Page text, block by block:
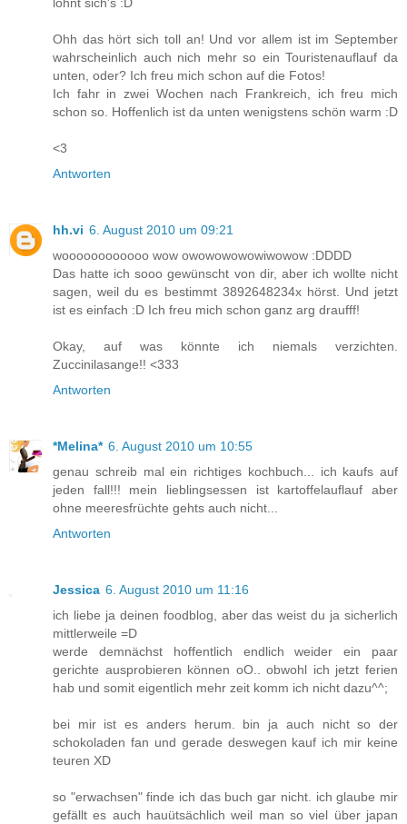
Ohh das hört sich toll an! Und vor allem ist im September
wahrscheinlich auch nich mehr so ein Touristenauflauf da
unten, oder? Ich freu mich schon auf die Fotos!
Ich fahr in zwei Wochen nach Frankreich, ich freu mich
schon so. Hoffenlich ist da unten wenigstens schön warm :D
<3
Antworten
hh.vi 6. August 2010 um 09:21
woooooooooooo wow owowowowowiwowow :DDDD
Das hatte ich sooo gewünscht von dir, aber ich wollte nicht
sagen, weil du es bestimmt 3892648234x hörst. Und jetzt
ist es einfach :D Ich freu mich schon ganz arg draufff!
Okay, auf was könnte ich niemals verzichten.
Zuccinilasange!! <333
Antworten
*Melina* 6. August 2010 um 10:55
genau schreib mal ein richtiges kochbuch... ich kaufs auf
jeden fall!!! mein lieblingsessen ist kartoffelauflauf aber
ohne meeresfrüchte gehts auch nicht...
Antworten
Jessica 6. August 2010 um 11:16
ich liebe ja deinen foodblog, aber das weist du ja sicherlich
mittlerweile =D
werde demnächst hoffentlich endlich weider ein paar
gerichte ausprobieren können oO.. obwohl ich jetzt ferien
hab und somit eigentlich mehr zeit komm ich nicht dazu^^;
bei mir ist es anders herum. bin ja auch nicht so der
schokoladen fan und gerade deswegen kauf ich mir keine
teuren XD
so "erwachsen" finde ich das buch gar nicht. ich glaube mir
gefällt es auch hauütsächlich weil man so viel über japan